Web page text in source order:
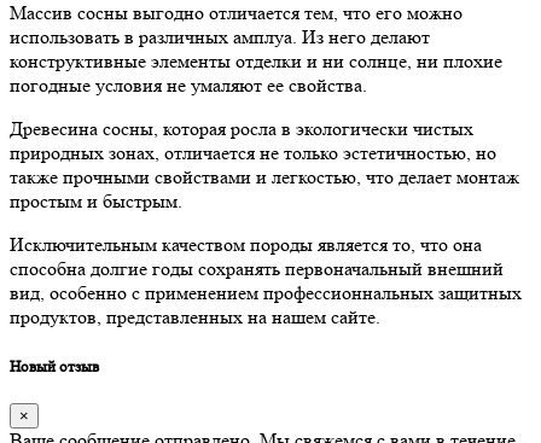
Массив сосны выгодно отличается тем, что его можно
использовать в различных амплуа. Из него делают
конструктивные элементы отделки и ни солнце, ни плохие
погодные условия не умаляют ее свойства.
Древесина сосны, которая росла в экологически чистых
природных зонах, отличается не только эстетичностью, но
также прочными свойствами и легкостью, что делает монтаж
простым и быстрым.
Исключительным качеством породы является то, что она
способна долгие годы сохранять первоначальный внешний
вид, особенно с применением профессионнальных защитных
продуктов, представленных на нашем сайте.
Новый отзыв
×